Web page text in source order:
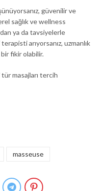
güvenilir ve
sağlık ve wellness
ya da tavsiyelerle
arıyorsanız, uzmanlık
fikir olabilir.
tür masajları tercih
masseuse